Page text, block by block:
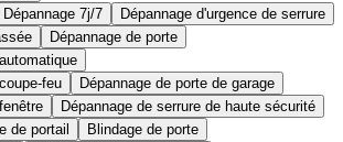
Dépannage 7j/7
Dépannage d'urgence de serrure
Dépannage de porte
feu
Dépannage de porte de garage
Dépannage de serrure de haute sécurité
de portail
Blindage de porte